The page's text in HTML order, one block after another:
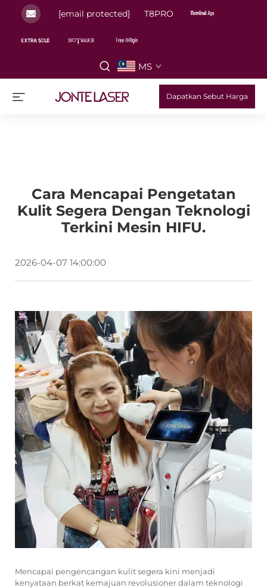
[email protected] T8PRO
MS
Dapatkan Sebut Harga
Cara Mencapai Pengetatan
Kulit Segera Dengan Teknologi
Terkini Mesin HIFU.
2026-04-07 14:00:00
Mencapai pengencangan kulit segera kini menjadi
kenyataan berkat kemajuan revolusioner dalam teknologi